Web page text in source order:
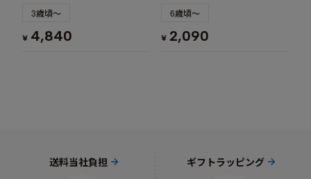
3歳頃～
¥ 4,840
6歳頃～
¥ 2,090
送料当社負担 ギフトラッピング